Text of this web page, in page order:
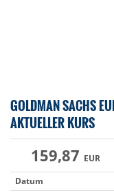
GOLDMAN SACHS
AKTUELLER KURS
159,87 EUR
Datum